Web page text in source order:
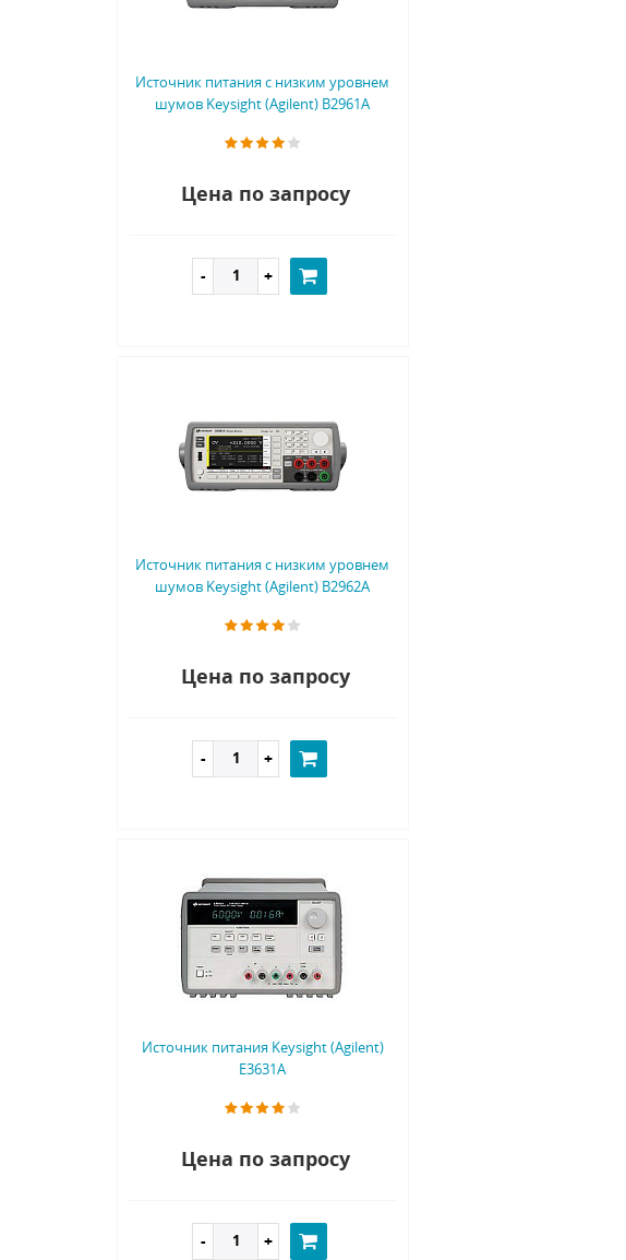
Источник питания с низким уровнем
шумов Keysight (Agilent) B2961A
Цена по запросу
Источник питания с низким уровнем
шумов Keysight (Agilent) B2962A
Цена по запросу
Источник питания Keysight (Agilent)
E3631A
Цена по запросу